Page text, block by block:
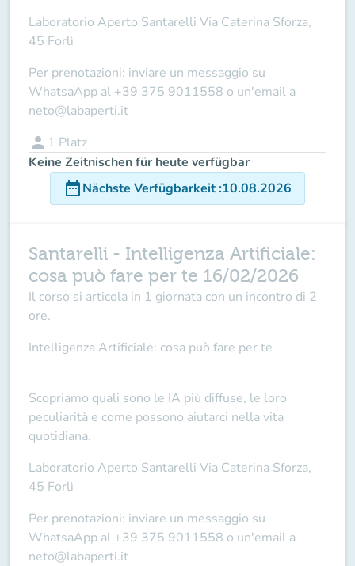
Laboratorio Aperto Santarelli Via Caterina Sforza,
45 Forlì
Per prenotazioni: inviare un messaggio su
WhatsaApp al +39 375 9011558 o un'email a
neto@labaperti.it
person 1 Platz
Keine Zeitnischen für heute verfügbar
date_rangeNächste Verfügbarkeit:10.08.2026
Santarelli - Intelligenza Artificiale:
cosa può fare per te 16/02/2026
Il corso si articola in 1 giornata con un incontro di 2
ore.
Intelligenza Artificiale: cosa può fare per te
Scopriamo quali sono le IA più diffuse, le loro
peculiarità e come possono aiutarci nella vita
quotidiana.
Laboratorio Aperto Santarelli Via Caterina Sforza,
45 Forlì
Per prenotazioni: inviare un messaggio su
WhatsaApp al +39 375 9011558 o un'email a
neto@labaperti.it